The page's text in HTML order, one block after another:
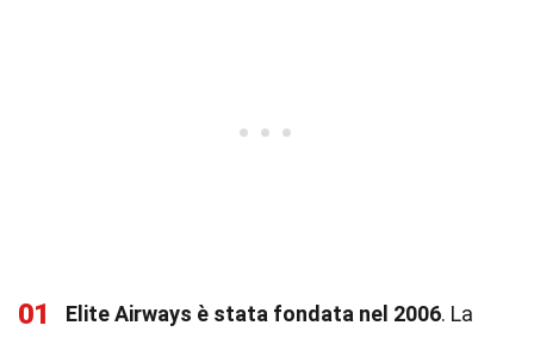
01 Elite Airways è stata fondata nel 2006. La